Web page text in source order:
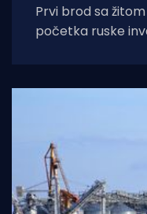
Prvi brod sa
početka ruske